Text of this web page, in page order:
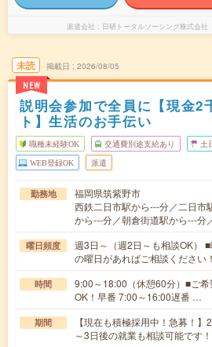
派遣会社 日研トータルソーシング株式会
未読
NEW
掲載日 2026/08/05
説明会参加で全員に【現金2
ト】生活のお手伝い
職種未経験OK 交通費別途支給あり 土
WEB登録OK 派遣
勤務地
福岡県筑紫野市
西鉄二日市駅から---分／二日市
から---分／朝倉街道駅から---分
曜日頻度
週3日～（週2日～も相談OK）
の曜日があればご相談ください！
時間
9:00～18:00（休憩60分）■ご
OK！早番 7:00～16:00遅番 …
期間
【現在も積極採用中！急募！
～3日後の就業も相談可能です！